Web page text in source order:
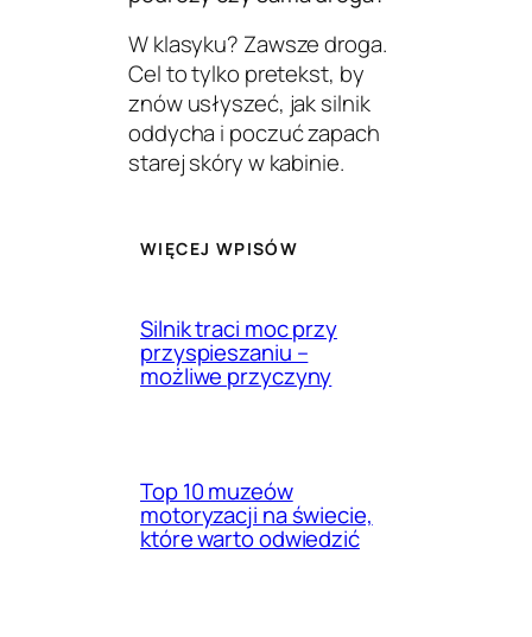
W klasyku? Zawsze droga.
Cel to tylko pretekst, by
znów usłyszeć, jak silnik
oddycha i poczuć zapach
starej skóry w kabinie.
WIĘCEJ WPISÓW
Silnik traci moc przy
przyspieszaniu –
możliwe przyczyny
Top 10 muzeów
motoryzacji na świecie,
które warto odwiedzić